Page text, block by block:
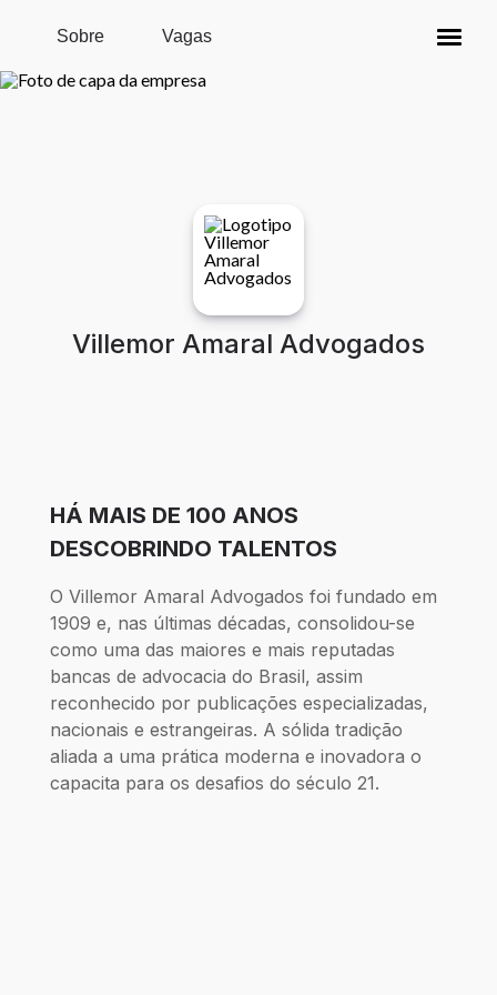
Pular para o conteúdo principal
Sobre Vagas
Villemor Amaral Advogados
HÁ MAIS DE 100 ANOS
DESCOBRINDO TALENTOS
O Villemor Amaral Advogados foi fundado em
1909 e, nas últimas décadas, consolidou-se
como uma das maiores e mais reputadas
bancas de advocacia do Brasil, assim
reconhecido por publicações especializadas,
nacionais e estrangeiras. A sólida tradição
aliada a uma prática moderna e inovadora o
capacita para os desafios do século 21.